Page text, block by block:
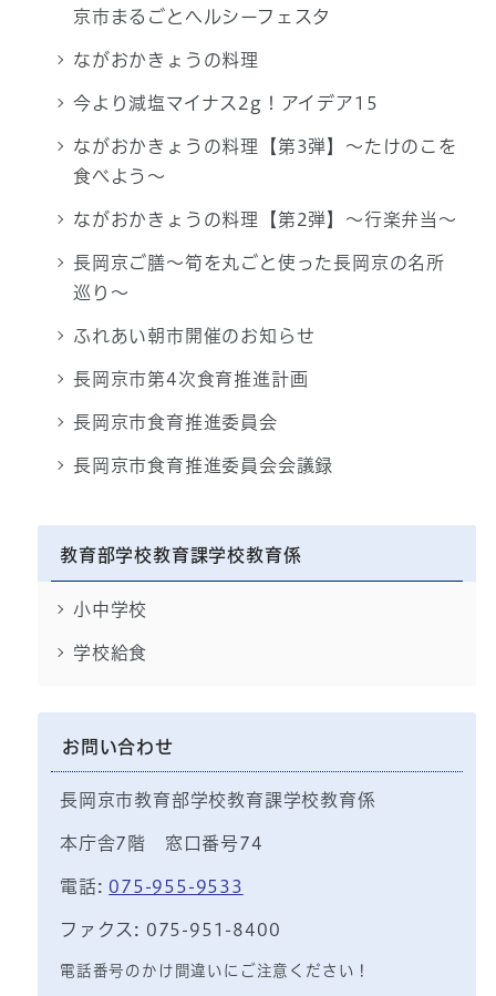
京市まるごとヘルシーフェスタ
ながおかきょうの料理
今より減塩マイナス2g！アイデア15
ながおかきょうの料理【第3弾】～たけのこを
食べよう～
ながおかきょうの料理【第2弾】～行楽弁当～
長岡京ご膳～筍を丸ごと使った長岡京の名所
巡り～
ふれあい朝市開催のお知らせ
長岡京市第4次食育推進計画
長岡京市食育推進委員会
長岡京市食育推進委員会会議録
教育部学校教育課学校教育係
小中学校
学校給食
お問い合わせ
長岡京市教育部学校教育課学校教育係
本庁舎7階 窓口番号74
電話: 075-955-9533
ファクス: 075-951-8400
電話番号のかけ間違いにご注意ください！